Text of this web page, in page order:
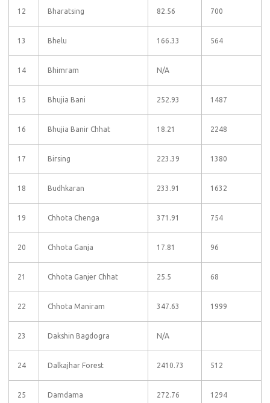
12 Bharatsing 82.56 700
13 Bhelu 166.33 564
14 Bhimram N/A
15 Bhujia Bani 252.93 1487
16 Bhujia Banir Chhat 18.21 2248
17 Birsing 223.39 1380
18 Budhkaran 233.91 1632
19 Chhota Chenga 371.91 754
20 Chhota Ganja 17.81 96
21 Chhota Ganjer Chhat 25.5 68
22 Chhota Maniram 347.63 1999
23 Dakshin Bagdogra N/A
24 Dalkajhar Forest 2410.73 512
25 Damdama 272.76 1294